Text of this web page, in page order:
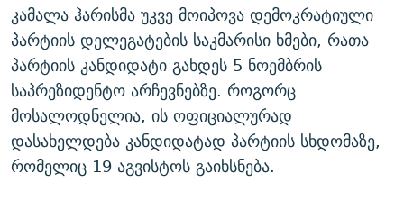
კამალა ჰარისმა უკვე მოიპოვა დემოკრატიული
პარტიის დელეგატების საკმარისი ხმები, რათა
პარტიის კანდიდატი გახდეს 5 ნოემბრის
საპრეზიდენტო არჩევნებზე. როგორც
მოსალოდნელია, ის ოფიციალურად
დასახელდება კანდიდატად პარტიის სხდომაზე,
რომელიც 19 აგვისტოს გაიხსნება.